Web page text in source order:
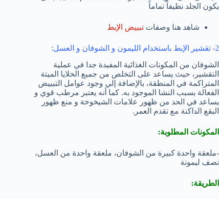
يكون الجلد نظيفاً تماماً
شاهد هنا وصفات تبييض الإبط
2- تقشير الإبط باستخدام الليمون و الشوفان و العسل:
الشوفان من المكونات الغذائية المفيدة جدا في عملية
التقشير، حيث يساعد على التخلص من جميع الخلايا الميتة
المتراكمة في المنطقة، بالإضافة إلي وجود عوامل التبييض
الفعالة بسبب النشا الموجود به. كما أنه يعتبر مرطب قوي و
يساعد في الحد من ظهور علامات الشيخوخة و منع ظهور
البقع الداكنة مع تقدم العمر.
المكونات المطلوبة:
-ملعقة واحدة كبيرة من الشوفان، ملعقة واحدة من العسل،
نصف ليمونة
الطريقة: